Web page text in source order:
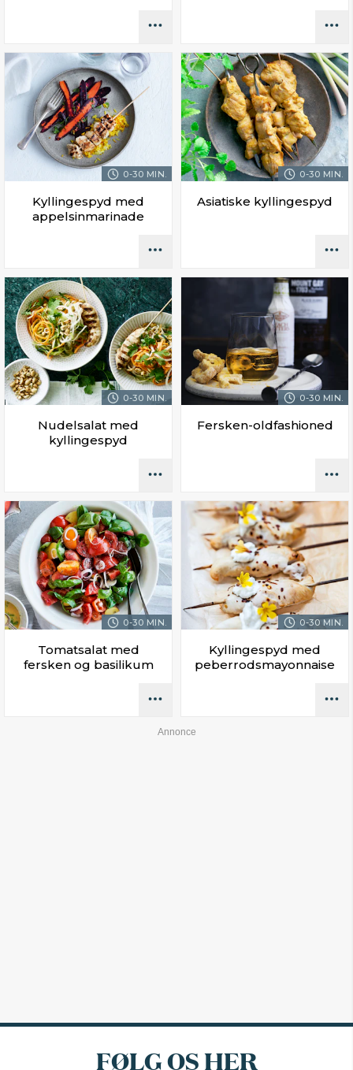
0-30 MIN.
Kyllingespyd med
appelsinmarinade
0-30 MIN.
Asiatiske kyllingespyd
0-30 MIN.
Nudelsalat med
kyllingespyd
0-30 MIN.
Fersken-oldfashioned
0-30 MIN.
Tomatsalat med
fersken og basilikum
0-30 MIN.
Kyllingespyd med
peberrodsmayonnaise
FØLG OS HER